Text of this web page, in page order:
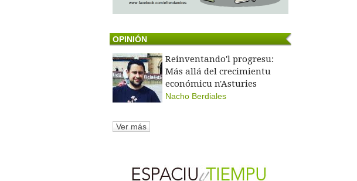
OPINIÓN
Reinventando'l progresu:
Más allá del crecimientu
económicu n'Asturies
Nacho Berdiales
Ver más